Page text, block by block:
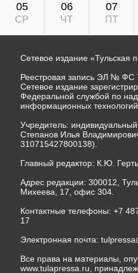
05
СР
06
ЧТ
07
ПТ
Сетевое издание «Тульская
Реестровая запись ЭЛ № ФС
Сетевое издание
Федеральной службой по
информационных
Учредитель:
Степанов Илья
310715427800138).
Главный редактор: К.Ю.
Адрес редакции: 300012,
Михеева, 17, офис 304.
Контактные телефоны: +7
17
Электронная почта:
Все права на материалы,
www.tulapressa.ru,